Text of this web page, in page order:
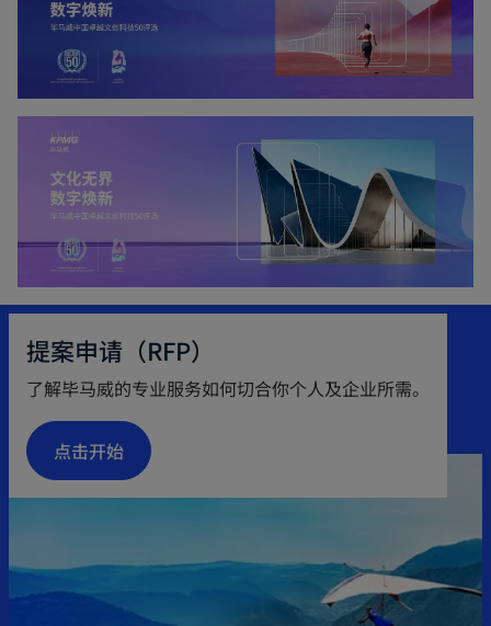
提案申请（RFP）
了解毕马威的专业服务如何切合你个人及企业所需。
点击开始